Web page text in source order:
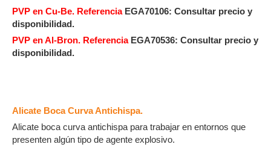
PVP en Cu-Be. ReferenciaEGA70106: Consultar precio y
disponibilidad.
PVP en Al-Bron. ReferenciaEGA70536: Consultar precio y
disponibilidad.
Alicate Boca Curva Antichispa.
Alicate boca curva antichispa para trabajar en entornos que
presenten algún tipo de agente explosivo.